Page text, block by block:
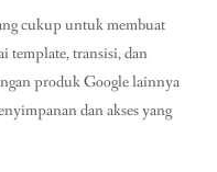
cukup untuk membuat
template, transisi, dan
produk Google lainnya
dan akses yang